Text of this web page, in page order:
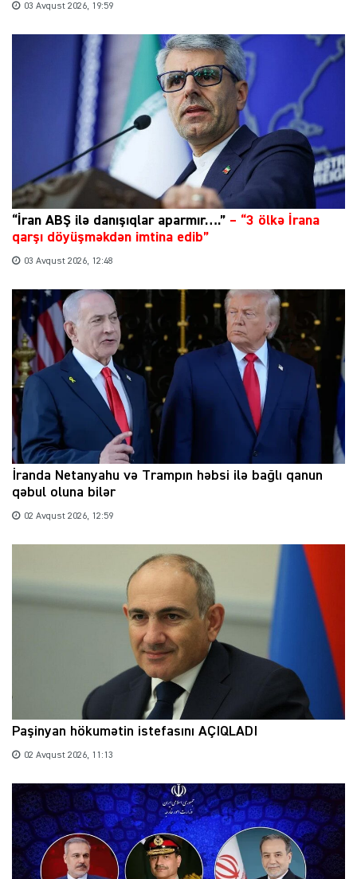
03 Avqust 2026, 19:59
“İran ABŞ ilə danışıqlar aparmır….” – “3 ölkə İrana
qarşı döyüşməkdən imtina edib”
03 Avqust 2026, 12:48
İranda Netanyahu və Trampın həbsi ilə bağlı qanun
qəbul oluna bilər
02 Avqust 2026, 12:59
Paşinyan hökumətin istefasını AÇIQLADI
02 Avqust 2026, 11:13